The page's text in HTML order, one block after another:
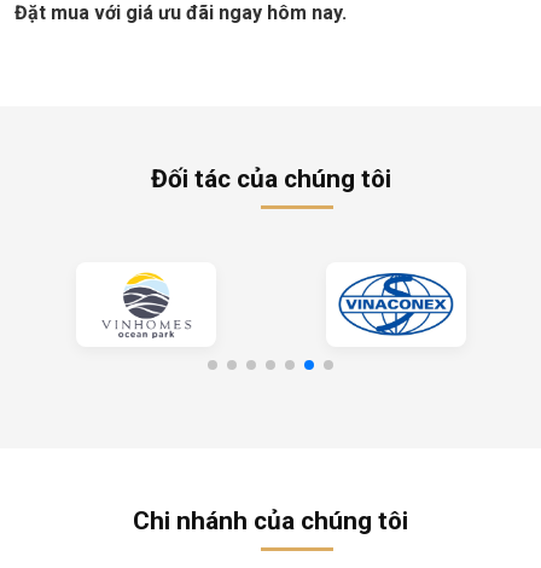
Đặt mua với giá ưu đãi ngay hôm nay.
Đối tác của chúng tôi
Chi nhánh của chúng tôi